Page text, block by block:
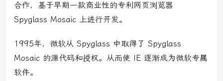
合作，基于早期一款商业性的专利网页浏览器
Spyglass Mosaic 上进行开发。
1995年，微软从 Spyglass 中取得了 Spyglass
Mosaic 的源代码和授权。从而使 IE 逐渐成为微软专属
软件。